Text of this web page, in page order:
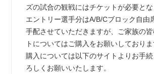
ズの試合の観戦にはチケットが必要とな
エントリー選手分はA/B/Cブロック自由
手配させていただきますが、ご家族の
トについてはご購入をお願いしておりま
購入については以下のサイトよりお手続
ろしくお願いいたします。